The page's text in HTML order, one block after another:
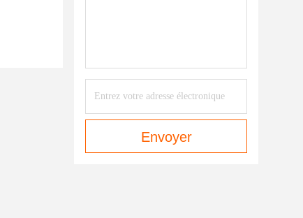
Envoyer